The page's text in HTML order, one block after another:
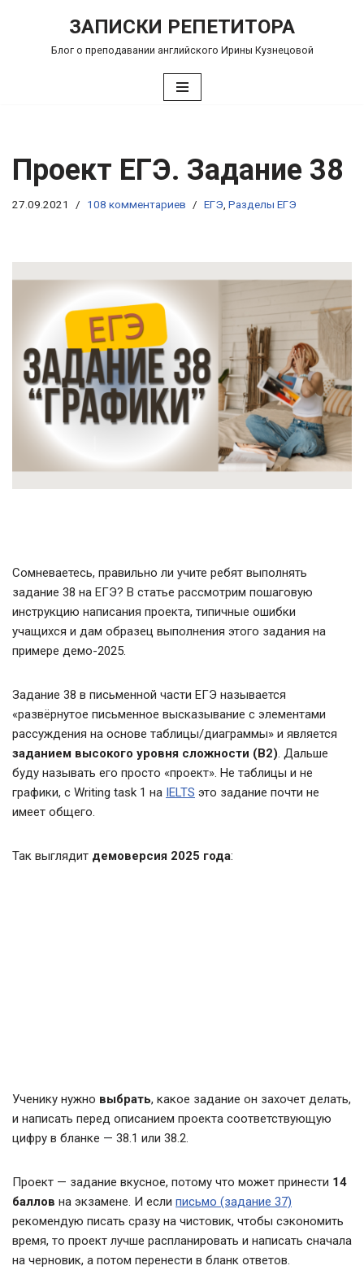
Перейти
ЗАПИСКИ РЕПЕТИТОРА
Блог о преподавании английского Ирины Кузнецовой
Проект ЕГЭ. Задание 38
27.09.2021 108 комментариев ЕГЭ Разделы ЕГЭ
Сомневаетесь, правильно ли учите ребят выполнять
задание 38 на ЕГЭ? В статье рассмотрим пошаговую
инструкцию написания проекта, типичные ошибки
учащихся и дам образец выполнения этого задания на
примере демо-2025.
Задание 38 в письменной части ЕГЭ называется
«развёрнутое письменное высказывание с элементами
рассуждения на основе таблицы/диаграммы» и является
заданием высокого уровня сложности (B2). Дальше
буду называть его просто «проект». Не таблицы и не
графики, с Writing task 1 на IELTS это задание почти не
имеет общего.
Так выглядит демоверсия 2025 года:
Ученику нужно выбрать, какое задание он захочет делать,
и написать перед описанием проекта соответствующую
цифру в бланке — 38.1 или 38.2.
Проект — задание вкусное, потому что может принести 14
баллов на экзамене. И если письмо (задание 37)
рекомендую писать сразу на чистовик, чтобы сэкономить
время, то проект лучше распланировать и написать сначала
на черновик, а потом перенести в бланк ответов.